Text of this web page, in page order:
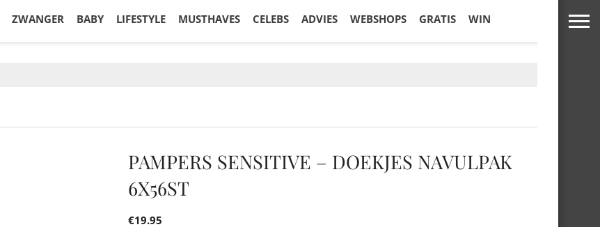
ZWANGER BABY LIFESTYLE MUSTHAVES CELEBS ADVIES WEBSHOPS GRATIS WIN
PAMPERS SENSITIVE – DOEKJES NAVULPAK
6X56ST
€19.95